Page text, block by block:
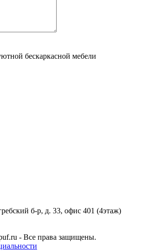
бескаркасной мебели
б-р, д. 33, офис 401 (4этаж)
- Все права защищены.